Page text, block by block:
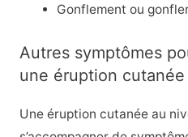
Gonflement ou
Autres symptômes
une éruption
Une éruption cutanée au